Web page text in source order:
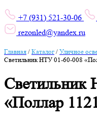
+7 (931) 521-30-06
rezonled@yandex.ru
Главная / Каталог/ Уличное
Светильник НТУ 01-60-008
Светильник
«Поллар